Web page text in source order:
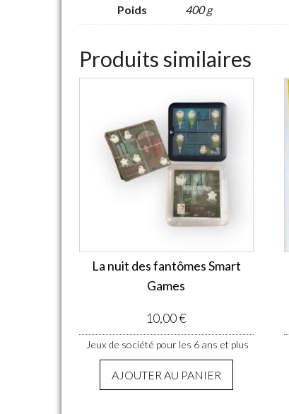
Poids 400 g
Produits similaires
La nuit des fantômes Smart
Games
10,00€
Jeux de société pour les 6 ans et plus
AJOUTER AU PANIER